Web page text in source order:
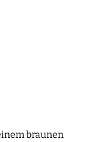
braunen